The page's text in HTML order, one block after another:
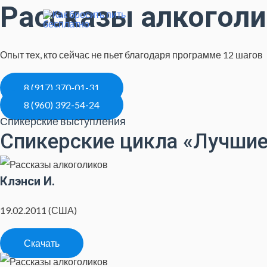
Рассказы
Опыт тех, кто сейчас не пьет благодаря программе 12 шагов
8 (917) 370-01-31
8 (960) 392-54-24
Спикерские выступления
Спикерские цикла
Клэнси И.
19.02.2011 (США)
Скачать